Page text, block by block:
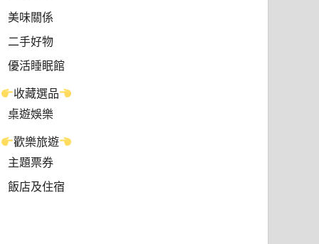
美味關係
二手好物
優活睡眠館
收藏選品
桌遊娛樂
歡樂旅遊
主題票券
飯店及住宿